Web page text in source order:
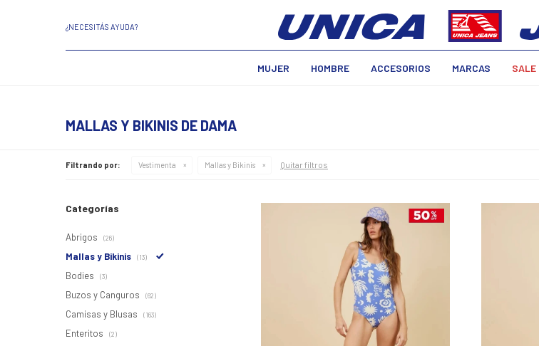
MUJER HOMBRE ACCESORIOS MARCAS SALE
¿NECESITÁS AYUDA?
MALLAS Y BIKINIS DE DAMA
Filtrando por: Vestimenta Mallas y Bikinis Quitar filtros
Categorías
Abrigos (26)
Mallas y Bikinis (13)
Bodies (3)
Buzos y Canguros (62)
Camisas y Blusas (163)
Enteritos (2)